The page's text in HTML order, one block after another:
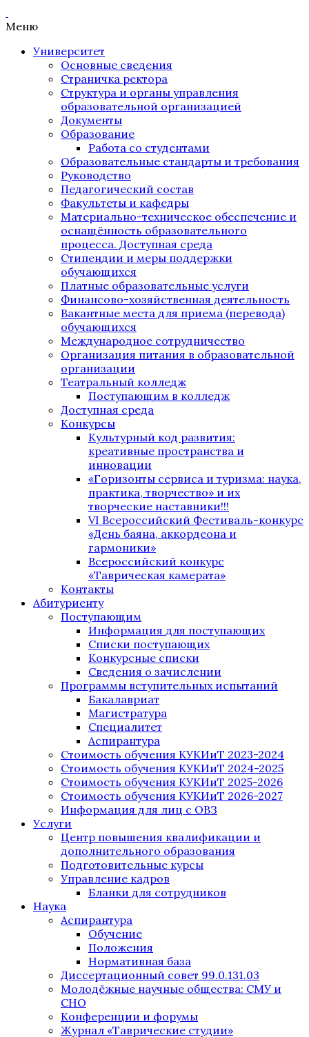
Меню
Университет
Основные сведения
Страничка ректора
Структура и органы управления
образовательной организацией
Документы
Образование
Работа со студентами
Образовательные стандарты и требования
Руководство
Педагогический состав
Факультеты и кафедры
Материально-техническое обеспечение и
оснащённость образовательного
процесса. Доступная среда
Стипендии и меры поддержки
обучающихся
Платные образовательные услуги
Финансово-хозяйственная деятельность
Вакантные места для приема (перевода)
обучающихся
Международное сотрудничество
Организация питания в образовательной
организации
Театральный колледж
Поступающим в колледж
Доступная среда
Конкурсы
Культурный код развития:
креативные пространства и
инновации
«Горизонты сервиса и туризма: наука,
практика, творчество» и их
творческие наставники!!!
VI Всероссийский Фестиваль-конкурс
«День баяна, аккордеона и
гармоники»
Всероссийский конкурс
«Таврическая камерата»
Контакты
Абитуриенту
Поступающим
Информация для поступающих
Списки поступающих
Конкурсные списки
Сведения о зачислении
Программы вступительных испытаний
Бакалавриат
Магистратура
Специалитет
Аспирантура
Стоимость обучения КУКИиТ 2023-2024
Стоимость обучения КУКИиТ 2024-2025
Стоимость обучения КУКИиТ 2025-2026
Стоимость обучения КУКИиТ 2026-2027
Информация для лиц с ОВЗ
Услуги
Центр повышения квалификации и
дополнительного образования
Подготовительные курсы
Управление кадров
Бланки для сотрудников
Наука
Аспирантура
Обучение
Положения
Нормативная база
Диссертационный совет 99.0.131.03
Молодёжные научные общества: СМУ и
СНО
Конференции и форумы
Журнал «Таврические студии»